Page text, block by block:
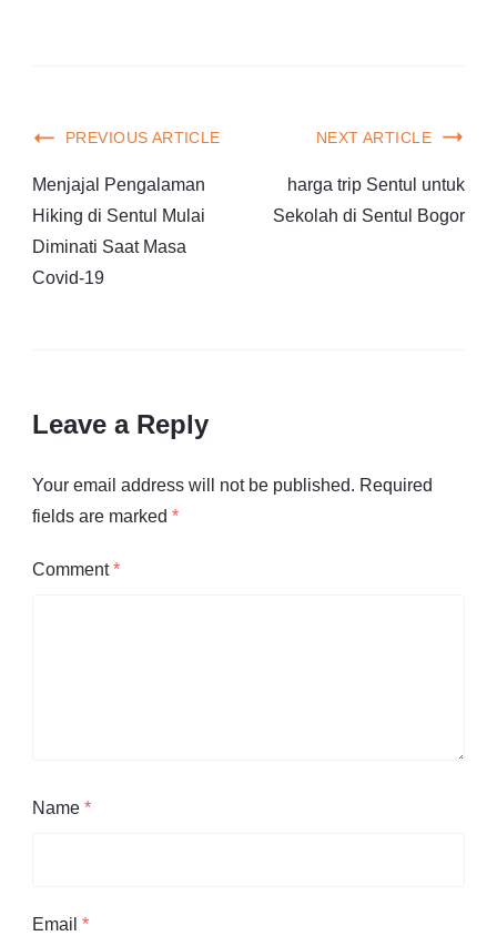
PREVIOUS ARTICLE
Menjajal Pengalaman
Hiking di Sentul Mulai
Diminati Saat Masa
Covid-19
NEXT ARTICLE
harga trip Sentul untuk
Sekolah di Sentul Bogor
Leave a Reply
Your email address will not be published. Required
fields are marked *
Comment*
Name *
Email *